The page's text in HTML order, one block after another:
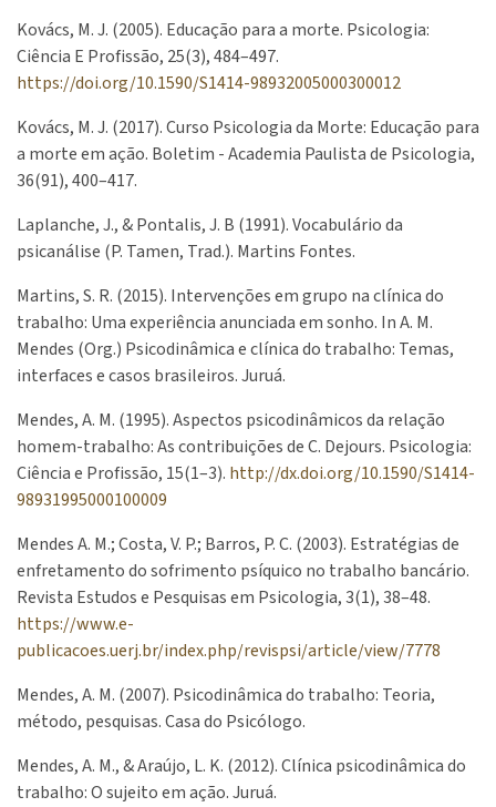
Kovács, M. J. (2005). Educação para a morte. Psicologia:
Ciência E Profissão, 25(3), 484–497.
https://doi.org/10.1590/S1414-98932005000300012
Kovács, M. J. (2017). Curso Psicologia da Morte: Educação para
a morte em ação. Boletim - Academia Paulista de Psicologia,
36(91), 400–417.
Laplanche, J., & Pontalis, J. B (1991). Vocabulário da
psicanálise (P. Tamen, Trad.). Martins Fontes.
Martins, S. R. (2015). Intervenções em grupo na clínica do
trabalho: Uma experiência anunciada em sonho. In A. M.
Mendes (Org.) Psicodinâmica e clínica do trabalho: Temas,
interfaces e casos brasileiros. Juruá.
Mendes, A. M. (1995). Aspectos psicodinâmicos da relação
homem-trabalho: As contribuições de C. Dejours. Psicologia:
Ciência e Profissão, 15(1–3). http://dx.doi.org/10.1590/S1414-
98931995000100009
Mendes A. M.; Costa, V. P.; Barros, P. C. (2003). Estratégias de
enfretamento do sofrimento psíquico no trabalho bancário.
Revista Estudos e Pesquisas em Psicologia, 3(1), 38–48.
https://www.e-
publicacoes.uerj.br/index.php/revispsi/article/view/7778
Mendes, A. M. (2007). Psicodinâmica do trabalho: Teoria,
método, pesquisas. Casa do Psicólogo.
Mendes, A. M., & Araújo, L. K. (2012). Clínica psicodinâmica do
trabalho: O sujeito em ação. Juruá.